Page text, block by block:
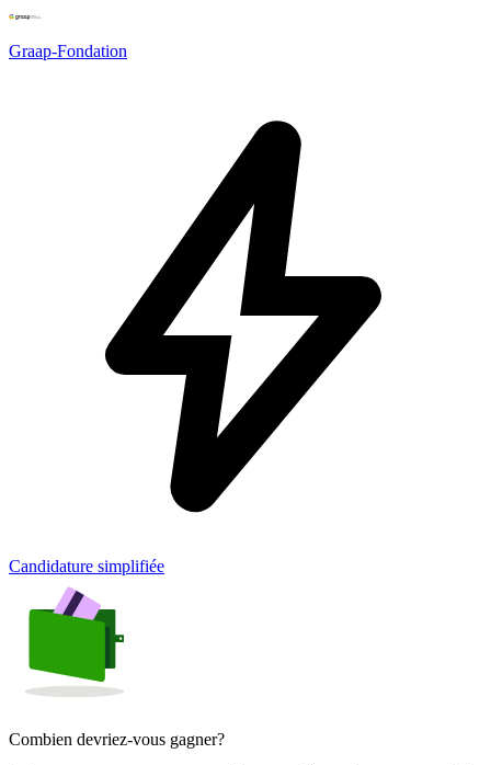
Graap-Fondation
Candidature simplifiée
Combien devriez-vous gagner?